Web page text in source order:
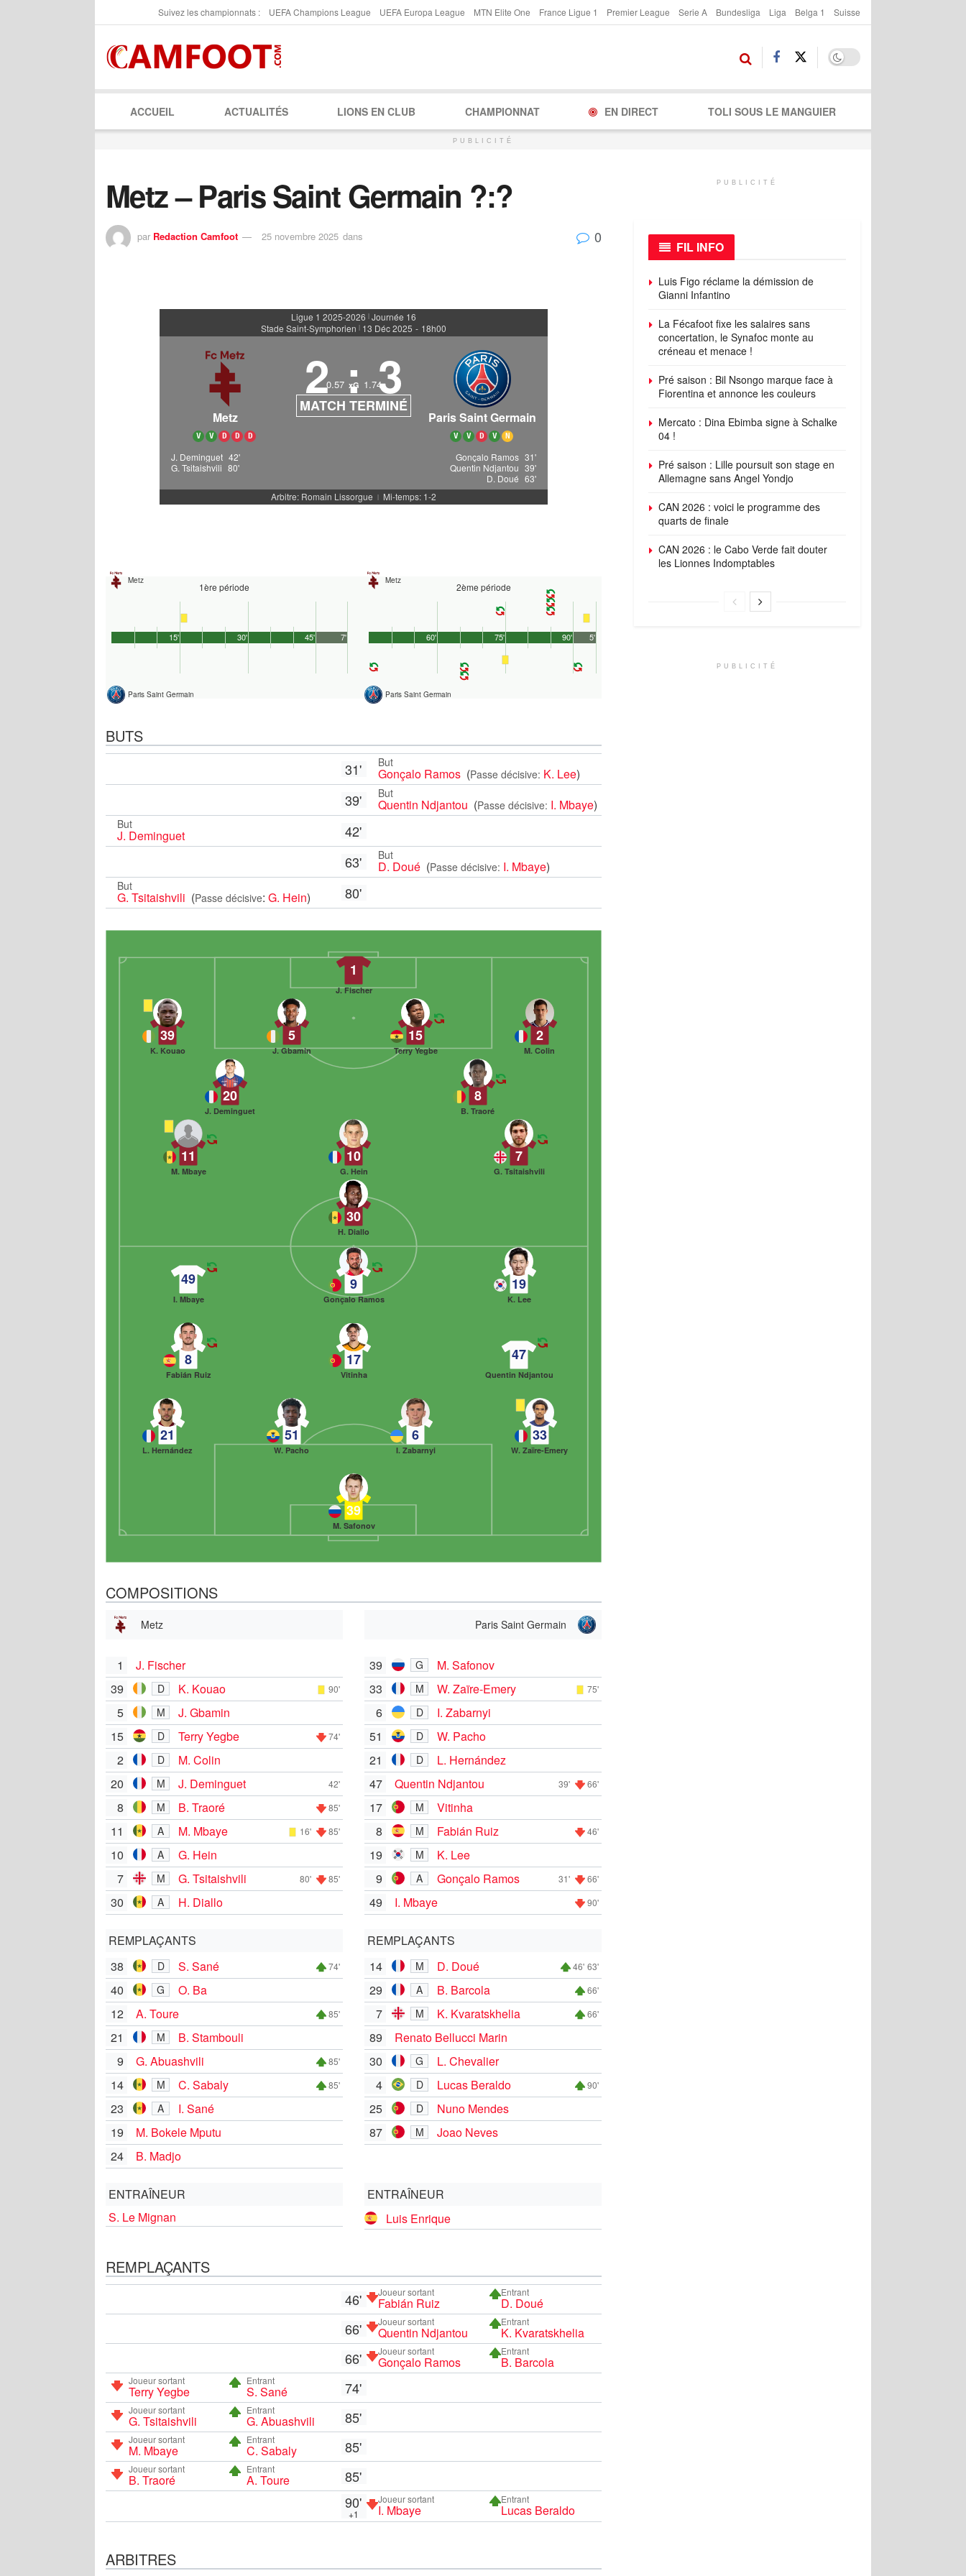
Suivez les championnats : UEFA Champions League UEFA Europa League MTN Elite One France Ligue 1 Premier League Serie A Bundesliga Liga Belga 1 Suisse
ACCUEIL ACTUALITÉS LIONS EN CLUB CHAMPIONNAT EN DIRECT TOLI SOUS LE MANGUIER
PUBLICITÉ
Metz – Paris Saint Germain ?:?
par Redaction Camfoot 25 novembre 2025 dans 0
Ligue 1 2025-2026 | Journée 16
Stade Saint-Symphorien | 13 Déc 2025 - 18h00
Metz
V V D D D
2 : 3
0.57 xG 1.74
MATCH TERMINÉ
Paris Saint Germain
V V D V N
J. Deminguet 42'
G. Tsitaishvili 80'
Gonçalo Ramos 31'
Quentin Ndjantou 39'
D. Doué 63'
Arbitre: Romain Lissorgue
| Mi-temps: 1-2
Metz
1ère période
Paris Saint Germain
45'
15' 30' 7'
Metz
2ème période
Paris Saint Germain
90'
60' 75' 5'
BUTS
31' But
Gonçalo Ramos (Passe décisive: K. Lee)
39' But
Quentin Ndjantou (Passe décisive: I. Mbaye)
But
J. Deminguet
42'
63'
But
D. Doué (Passe décisive: I. Mbaye)
But
G. Tsitaishvili (Passe décisive: G. Hein) 80'
1
J. Fischer
2
M. Colin
15
Terry Yegbe
5
J. Gbamin
39
K. Kouao
8
B. Traoré
20
J. Deminguet
7
G. Tsitaishvili
10
G. Hein
11
M. Mbaye
30
H. Diallo
39
M. Safonov
21
L. Hernández
51
W. Pacho
6
I. Zabarnyi
33
W. Zaïre-Emery
8
Fabián Ruiz
17
Vitinha
47
Quentin Ndjantou
49
I. Mbaye
9
Gonçalo Ramos
19
K. Lee
COMPOSITIONS
Metz
1
J. Fischer
39
D K. Kouao 90'
5 M
J. Gbamin
15
D Terry Yegbe 74'
2 D
M. Colin
20
M J. Deminguet 42'
8 M B. Traoré 85'
11 A M. Mbaye 16' 85'
10 A
G. Hein
7
M G. Tsitaishvili 80' 85'
30 A H. Diallo
REMPLAÇANTS
38
D S. Sané 74'
40 G
O. Ba
12
A. Toure 85'
21 M
B. Stambouli
9
G. Abuashvili 85'
14 M C. Sabaly 85'
23 A
I. Sané
19
M. Bokele Mputu
24
B. Madjo
ENTRAÎNEUR
S. Le Mignan
Paris Saint Germain
39 G
M. Safonov
33
M W. Zaïre-Emery 75'
6 D
I. Zabarnyi
51
D
W. Pacho
21
D
L. Hernández
47
Quentin Ndjantou 39' 66'
17 M
Vitinha
8
M Fabián Ruiz 46'
19 M
K. Lee
9
A Gonçalo Ramos 31' 66'
49 I. Mbaye 90'
REMPLAÇANTS
14
M D. Doué 46' 63'
29 A B. Barcola 66'
7 M K. Kvaratskhelia 66'
89
Renato Bellucci Marin
30
G
L. Chevalier
4
D Lucas Beraldo 90'
25 D
Nuno Mendes
87
M Joao Neves
ENTRAÎNEUR
Luis Enrique
REMPLAÇANTS
46' Joueur sortant
Fabián Ruiz
Entrant
D. Doué
66' Joueur sortant
Quentin Ndjantou
Entrant
K. Kvaratskhelia
66' Joueur sortant
Gonçalo Ramos
Entrant
B. Barcola
Joueur sortant
Terry Yegbe
Entrant
S. Sané 74'
Joueur sortant
G. Tsitaishvili
Entrant
G. Abuashvili 85'
Joueur sortant
M. Mbaye
Entrant
C. Sabaly 85'
Joueur sortant
B. Traoré
Entrant
A. Toure
85'
90'
+1
Joueur sortant
I. Mbaye
Entrant
Lucas Beraldo
ARBITRES
PUBLICITÉ
FIL INFO
Luis Figo réclame la démission de
Gianni Infantino
La Fécafoot fixe les salaires sans
concertation, le Synafoc monte au
créneau et menace !
Pré saison : Bil Nsongo marque face à
Fiorentina et annonce les couleurs
Mercato : Dina Ebimba signe à Schalke
04 !
Pré saison : Lille poursuit son stage en
Allemagne sans Angel Yondjo
CAN 2026 : voici le programme des
quarts de finale
CAN 2026 : le Cabo Verde fait douter
les Lionnes Indomptables
PUBLICITÉ